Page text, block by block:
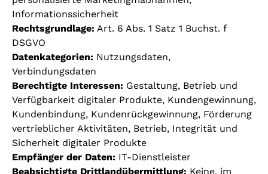
Informationssicherheit
Rechtsgrundlage: Art. 6 Abs. 1 Satz 1 Buchst. f
DSGVO
Datenkategorien: Nutzungsdaten,
Verbindungsdaten
Berechtigte Interessen: Gestaltung, Betrieb und
Verfügbarkeit digitaler Produkte, Kundengewinnung,
Kundenbindung, Kundenrückgewinnung, Förderung
vertrieblicher Aktivitäten, Betrieb, Integrität und
Sicherheit digitaler Produkte
Empfänger der Daten: IT-Dienstleister
Beabsichtigte Drittlandübermittlung: Keine, im